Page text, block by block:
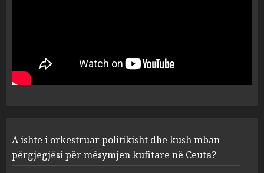
1
për mësymjen kufitare në
Ceuta?
AUGUST 6, 2026
SHBA, progresisti Abdul El-
Sayed fiton zgjedhjet në
Miçigan
A ishte i orkestruar politikisht dhe kush mban
përgjegjësi për mësymjen kufitare në Ceuta?